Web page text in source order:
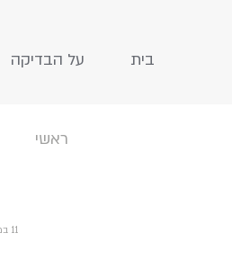
בית על הבדיקה
ראשי
11 במאי 2022